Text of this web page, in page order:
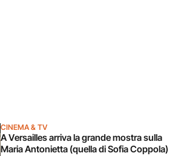
CINEMA & TV
A Versailles arriva la grande mostra sulla
Maria Antonietta (quella di Sofia Coppola)